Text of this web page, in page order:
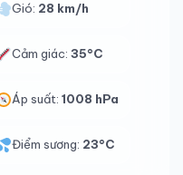
Gió: 28 km/h
Cảm giác:35°C
Áp suất:1008 hPa
Điểm sương: 23°C